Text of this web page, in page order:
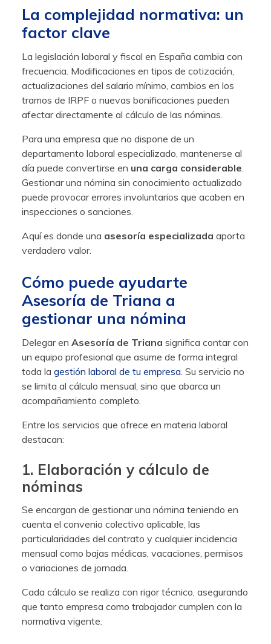
La complejidad normativa: un
factor clave
La legislación laboral y fiscal en España cambia con
frecuencia. Modificaciones en tipos de cotización,
actualizaciones del salario mínimo, cambios en los
tramos de IRPF o nuevas bonificaciones pueden
afectar directamente al cálculo de las nóminas.
Para una empresa que no dispone de un
departamento laboral especializado, mantenerse al
día puede convertirse en una carga considerable.
Gestionar una nómina sin conocimiento actualizado
puede provocar errores involuntarios que acaben en
inspecciones o sanciones.
Aquí es donde una asesoría especializada aporta
verdadero valor.
Cómo puede ayudarte
Asesoría de Triana a
gestionar una nómina
Delegar en Asesoría de Triana significa contar con
un equipo profesional que asume de forma integral
toda la gestión laboral de tu empresa. Su servicio no
se limita al cálculo mensual, sino que abarca un
acompañamiento completo.
Entre los servicios que ofrece en materia laboral
destacan:
1. Elaboración y cálculo de
nóminas
Se encargan de gestionar una nómina teniendo en
cuenta el convenio colectivo aplicable, las
particularidades del contrato y cualquier incidencia
mensual como bajas médicas, vacaciones, permisos
o variaciones de jornada.
Cada cálculo se realiza con rigor técnico, asegurando
que tanto empresa como trabajador cumplen con la
normativa vigente.